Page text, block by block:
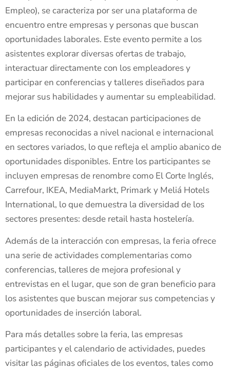
Empleo), se caracteriza por ser una plataforma de
encuentro entre empresas y personas que buscan
oportunidades laborales. Este evento permite a los
asistentes explorar diversas ofertas de trabajo,
interactuar directamente con los empleadores y
participar en conferencias y talleres diseñados para
mejorar sus habilidades y aumentar su empleabilidad.
En la edición de 2024, destacan participaciones de
empresas reconocidas a nivel nacional e internacional
en sectores variados, lo que refleja el amplio abanico de
oportunidades disponibles. Entre los participantes se
incluyen empresas de renombre como El Corte Inglés,
Carrefour, IKEA, MediaMarkt, Primark y Meliá Hotels
International, lo que demuestra la diversidad de los
sectores presentes: desde retail hasta hostelería.
Además de la interacción con empresas, la feria ofrece
una serie de actividades complementarias como
conferencias, talleres de mejora profesional y
entrevistas en el lugar, que son de gran beneficio para
los asistentes que buscan mejorar sus competencias y
oportunidades de inserción laboral.
Para más detalles sobre la feria, las empresas
participantes y el calendario de actividades, puedes
visitar las páginas oficiales de los eventos, tales como